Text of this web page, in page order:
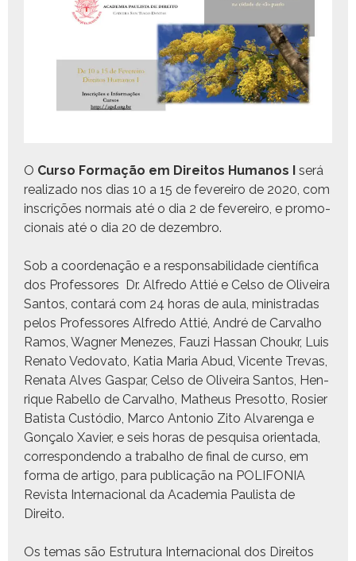
O Cur­so For­mação em Dire­itos Humanos I
será
real­iza­do nos dias 10 a 15 de fevereiro de 2020, com
inscrições nor­mais até o dia 2 de fevereiro, e pro­mo­
cionais até o dia 20 de dezembro.
Sob a coor­de­nação e a respon­s­abil­i­dade cien­tí­fi­ca
dos Pro­fes­sores Dr. Alfre­do Attié e Cel­so de Oliveira
San­tos, con­tará com 24 horas de aula, min­istradas
pelos Pro­fes­sores Alfre­do Attié, André de Car­val­ho
Ramos, Wag­n­er Menezes, Fauzi Has­san Choukr, Luis
Rena­to Vedova­to, Katia Maria Abud, Vicente Trevas,
Rena­ta Alves Gas­par, Cel­so de Oliveira San­tos, Hen­
rique Rabel­lo de Car­val­ho, Matheus Pre­sot­to, Rosier
Batista Custó­dio, Mar­co Anto­nio Zito Alvaren­ga e
Gonça­lo Xavier, e seis horas de pesquisa ori­en­ta­da,
cor­re­spon­den­do a tra­bal­ho de final de cur­so, em
for­ma de arti­go, para pub­li­cação na POLIFONIA
Revista Inter­na­cional da Acad­e­mia Paulista de
Direito.
Os temas são Estru­tu­ra Inter­na­cional dos Dire­itos